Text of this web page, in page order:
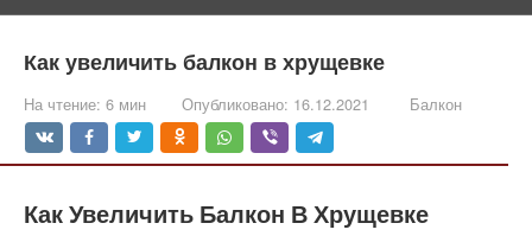
Как увеличить балкон в хрущевке
На чтение: 6 мин Опубликовано: 16.12.2021 Балкон
Как Увеличить Балкон В Хрущевке